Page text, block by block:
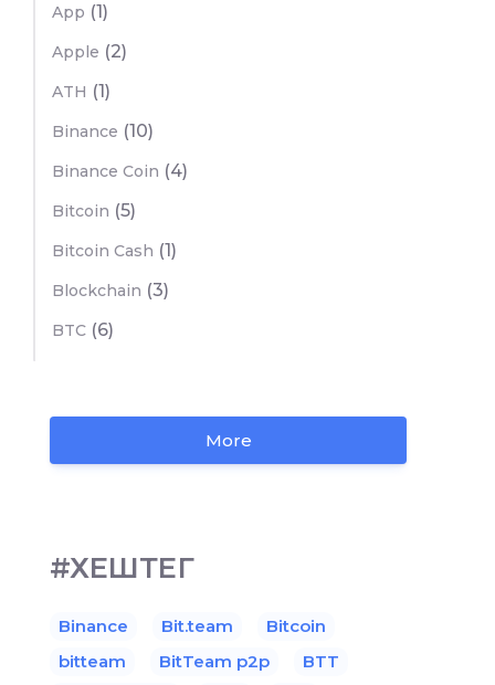
App (1)
Apple (2)
ATH (1)
Binance (10)
Binance Coin (4)
Bitcoin (5)
Bitcoin Cash (1)
Blockchain (3)
BTC (6)
More
#ХЕШТЕГ
Binance Bit.team
Bitcoin
bitteam
BitTeam p2p
BTT